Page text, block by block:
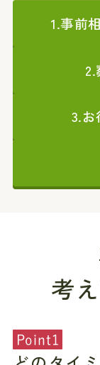
1.事前
3.
考
Point1